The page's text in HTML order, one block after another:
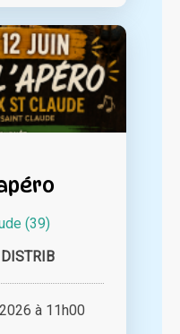
(39)
à 11h00